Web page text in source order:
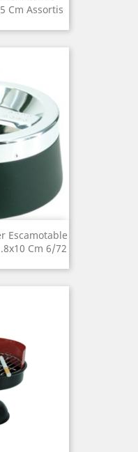
Cm Assortis
Escamotable
Cm 6/72